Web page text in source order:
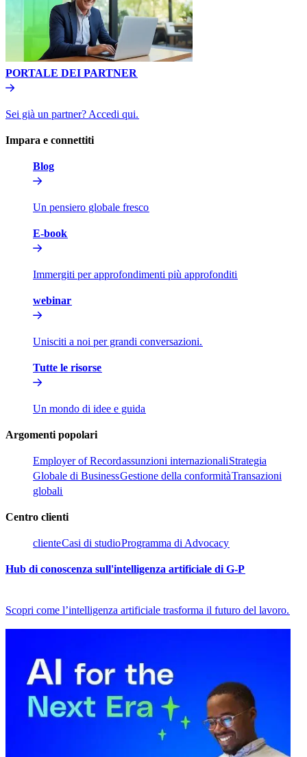
PORTALE DEI PARTNER​​
Sei già un partner? Accedi qui.​​
Impara e connettiti​​
Blog​​
Un pensiero globale fresco​​
E-book​​
Immergiti per approfondimenti più approfonditi​​
webinar​​
Unisciti a noi per grandi conversazioni.​​
Tutte le risorse​​
Un mondo di idee e guida​​
Argomenti popolari​​
Employer of Record​​assunzioni internazionali​​Strategia
Globale di Business​​Gestione della conformità​​Transazioni
globali​​
Centro clienti​​
cliente​​Casi di studio​​Programma di Advocacy​​
Hub di conoscenza sull'intelligenza artificiale di G-P​​
Scopri come l’intelligenza artificiale trasforma il futuro del lavoro.​​